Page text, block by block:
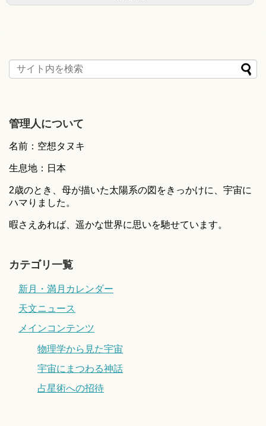
管理人について
名前：空想タヌキ
生息地：日本
2歳のとき、母が描いた太陽系の図をきっかけに、宇宙に
ハマりました。
暇さえあれば、遥かな世界に思いを馳せています。
カテゴリ一覧
新月・満月カレンダー
天文ニュース
メインコンテンツ
物理学から見た宇宙
宇宙にまつわる神話
占星術への招待